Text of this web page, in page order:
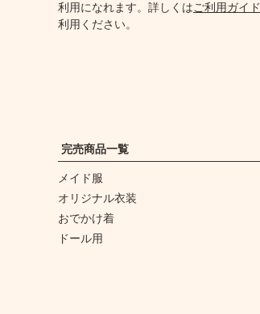
利用になれます。詳しくはご利用ガイド
利用ください。
完売商品一覧
メイド服
オリジナル衣装
おでかけ着
ドール用